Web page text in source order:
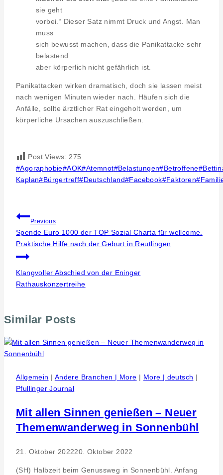
sie geht
vorbei.“ Dieser Satz nimmt Druck und Angst. Man
muss
sich bewusst machen, dass die Panikattacke sehr
belastend
aber körperlich nicht gefährlich ist.
Panikattacken wirken dramatisch, doch sie lassen meist
nach wenigen Minuten wieder nach. Häufen sich die
Anfälle, sollte ärztlicher Rat eingeholt werden, um
körperliche Ursachen auszuschließen.
Post Views: 275
Post
Tags:
#Agoraphobie#AOK#Atemnot#Belastungen#Betroffene#
Kaplan#Bürgertreff#Deutschland#Facebook#Faktoren#
Beitragsnavigation
Previous
Spende Euro 1000 der TOP Sozial Charta für wellcome.
Praktische Hilfe nach der Geburt in Reutlingen
Klangvoller Abschied von der Eninger
Rathauskonzertreihe
Similar Posts
Allgemein | Andere Branchen | More | More | deutsch |
Pfullinger Journal
Mit allen Sinnen genießen – Neuer
Themenwanderweg in Sonnenbühl
21. Oktober 202220. Oktober 2022
(SH) Halbzeit beim Genussweg in Sonnenbühl. Anfang